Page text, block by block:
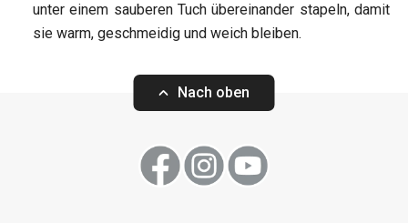
unter einem sauberen Tuch übereinander stapeln, damit
sie warm, geschmeidig und weich bleiben.
Nach oben